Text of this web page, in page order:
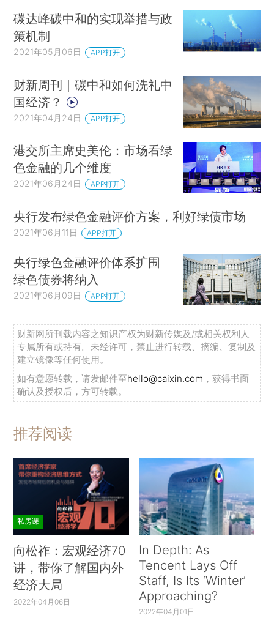
碳达峰碳中和的实现举措与政
策机制
2021年05月06日 APP打开
财新周刊｜碳中和如何洗礼中
国经济？
2021年04月24日 APP打开
港交所主席史美伦：市场看绿
色金融的几个维度
2021年06月24日 APP打开
央行发布绿色金融评价方案，利好绿债市场
2021年06月11日 APP打开
央行绿色金融评价体系扩围
绿色债券将纳入
2021年06月09日 APP打开
财新网所刊载内容之知识产权为财新传媒及/或相关权利人
专属所有或持有。未经许可，禁止进行转载、摘编、复制及
建立镜像等任何使用。
如有意愿转载，请发邮件至hello@caixin.com ，获得书面
确认及授权后，方可转载。
推荐阅读
私房课
向松祚：宏观经济70
讲，带你了解国内外
经济大局
2022年04月06日
In Depth: As
Tencent Lays Off
Staff, Is Its ‘Winter’
Approaching?
2022年04月01日